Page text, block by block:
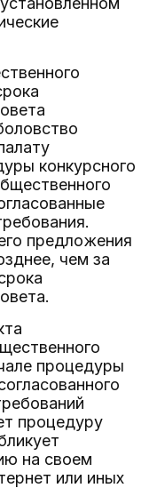
конкурсного
предложения
чем за
процедуры
процедуру
на своем
или иных